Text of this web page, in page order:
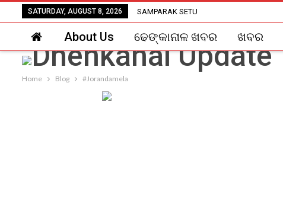
SATURDAY, AUGUST 8, 2026 SAMPARAK SETU
About Us ଢେଙ୍କାନାଳ ଖବର ଖବର
Home Blog #Jorandamela